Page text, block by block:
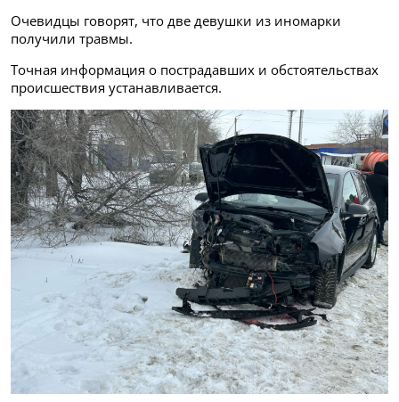
Очевидцы говорят, что две девушки из иномарки
получили травмы.
Точная информация о пострадавших и обстоятельствах
происшествия устанавливается.